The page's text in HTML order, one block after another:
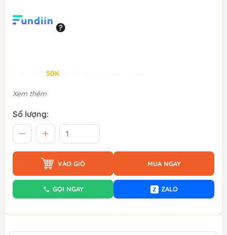
50K
Xem thêm
Số lượng:
VÀO GIỎ MUA NGAY
GỌI NGAY Z ZALO